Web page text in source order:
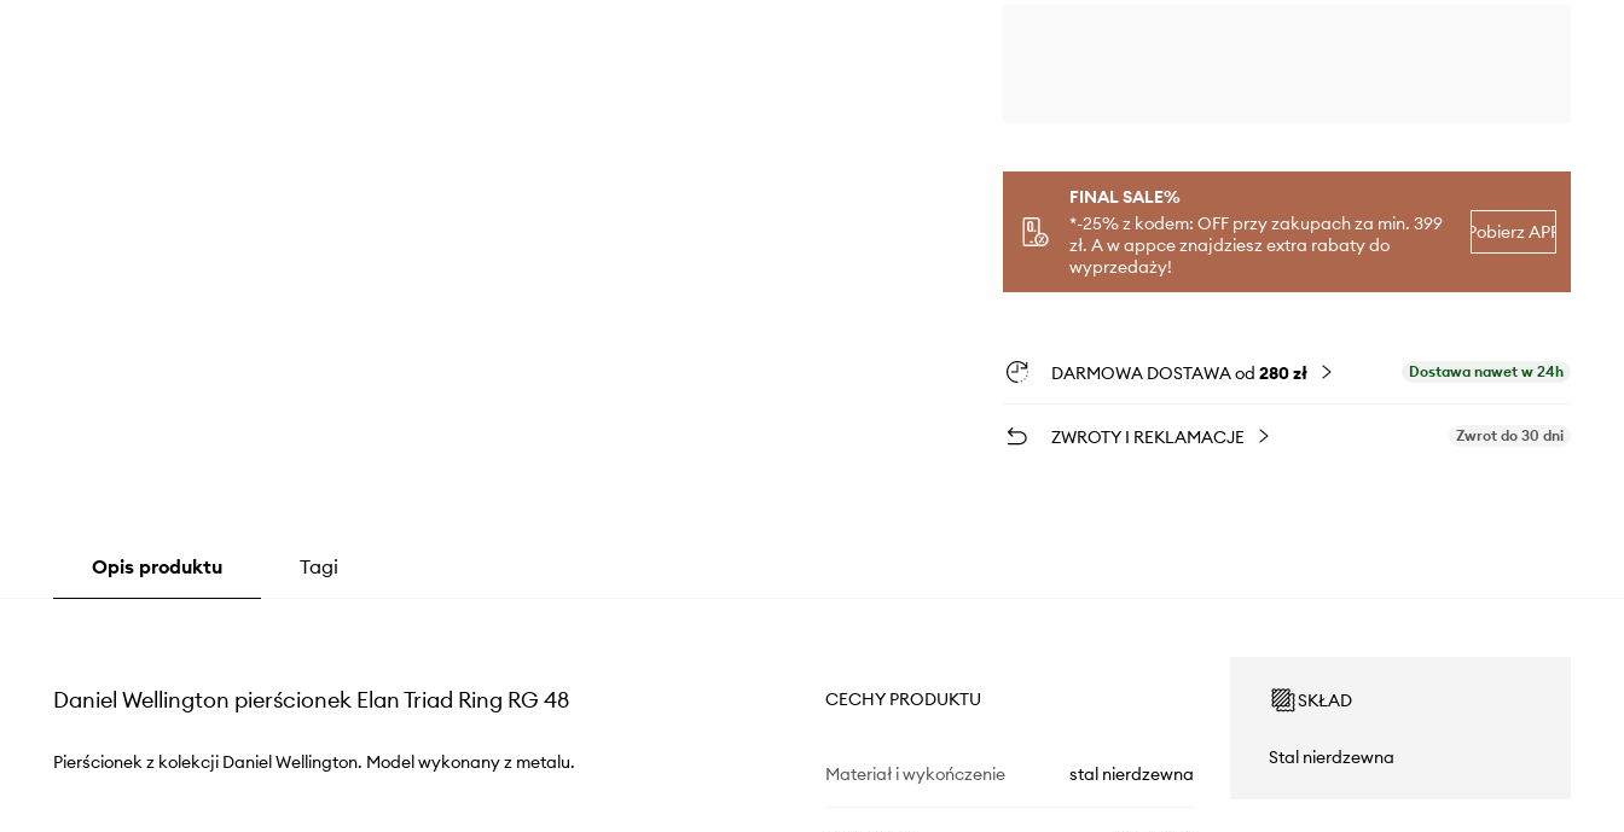
FINAL SALE%
*-25% z kodem: OFF przy zakupach za min. 399
zł. A w appce znajdziesz extra rabaty do
wyprzedaży!
Pobierz APP
DARMOWA DOSTAWA od 280 zł Dostawa nawet w 24h
ZWROTY I REKLAMACJE Zwrot do 30 dni
Opis produktu Tagi
Daniel Wellington pierścionek Elan Triad Ring RG 48
Pierścionek z kolekcji Daniel Wellington. Model wykonany z metalu.
CECHY PRODUKTU
Materiał i wykończenie stal nierdzewna
SKŁAD
Stal nierdzewna